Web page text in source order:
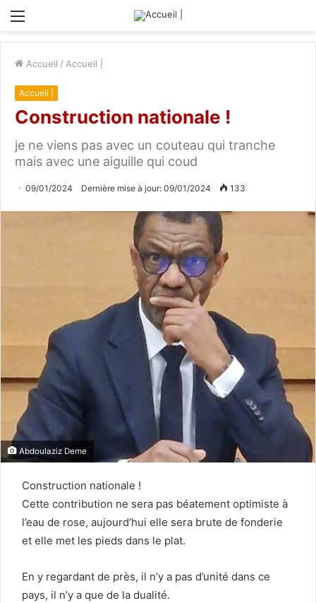
Menu
Accueil / Accueil |
Accueil |
Construction nationale !
je ne viens pas avec un couteau qui tranche
mais avec une aiguille qui coud
09/01/2024 Dernière mise à jour: 09/01/2024 133
Abdoulaziz Deme
Construction nationale !
Cette contribution ne sera pas béatement optimiste à
l’eau de rose, aujourd’hui elle sera brute de fonderie
et elle met les pieds dans le plat.
En y regardant de près, il n’y a pas d’unité dans ce
pays, il n’y a que de la dualité.